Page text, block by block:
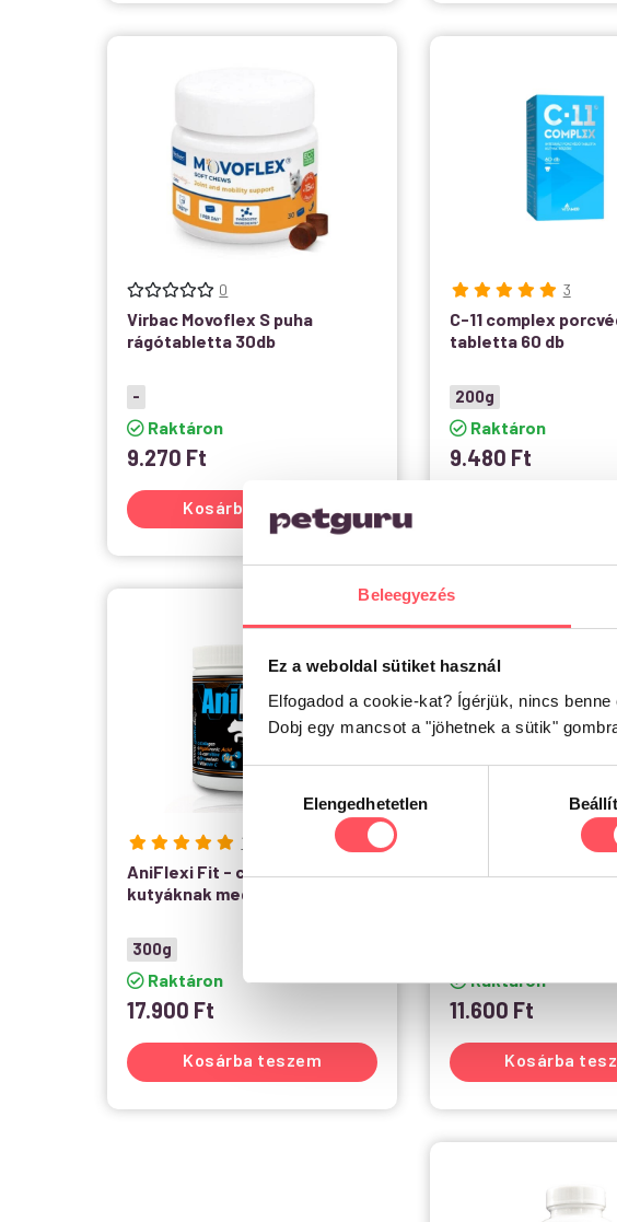
Beleegyezés
Ez a weboldal sütiket használ
Elfogadod a cookie-kat? Ígérjük, nincs
Dobj egy mancsot a "jöhetnek a sütik"
Hozzájárulás
kiválasztásaElengedhetetlen
0
Virbac Movoflex S puha
rágótabletta 30db
-
Raktáron
9.270 Ft
Kosárba teszem
3
C-11 complex
tabletta 60 db
200g
Raktáron
9.480 Ft
1
AniFlexi Fit - csúcs ízületvédő
kutyáknak megelőzésre 300 g
300g
Raktáron
17.900 Ft
Kosárba teszem
Aniflexi Fit tabletta,
megelőzésre 100
Raktáron
11.600 Ft
Kosárba